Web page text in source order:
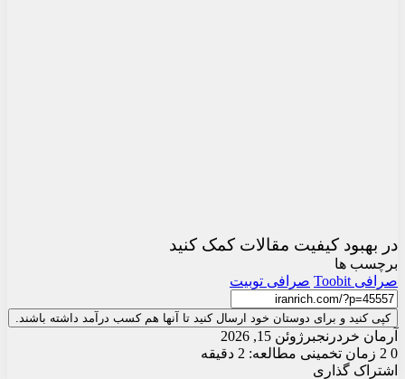
در بهبود کیفیت مقالات کمک کنید
برچسب ها
صرافی Toobit
صرافی توبیت
کپی کنید و برای دوستان خود ارسال کنید تا آنها هم کسب درآمد داشته باشند.
آرمان خردرنجبر ژوئن 15, 2026
0
زمان تخمینی مطالعه: 2 دقیقه
اشتراک گذاری